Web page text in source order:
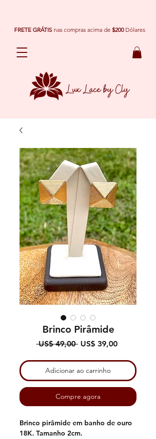
FRETE GRÁTIS nas compras acima de $200 Dólares
Brinco Pirâmide
US$ 49,00 Preço
US$ 39,00Preço
Adicionar ao carrinho
Compre agora
Brinco pirâmide em banho de ouro
18K. Tamanho 2cm.